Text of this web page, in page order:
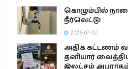
கொழும்பில்
நீர்வெட்டு!
2026-07-03
அதிக கட்டணம்
தனியார்
இலட்சம்